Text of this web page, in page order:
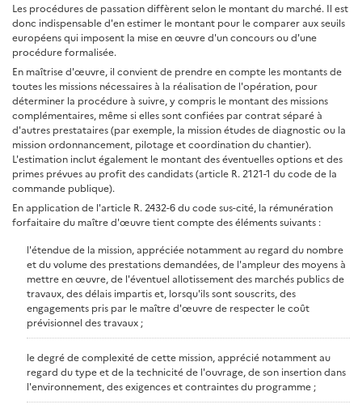
Les procédures de passation diffèrent selon le montant du marché. Il est
donc indispensable d'en estimer le montant pour le comparer aux seuils
européens qui imposent la mise en œuvre d'un concours ou d'une
procédure formalisée.
En maîtrise d'œuvre, il convient de prendre en compte les montants de
toutes les missions nécessaires à la réalisation de l'opération, pour
déterminer la procédure à suivre, y compris le montant des missions
complémentaires, même si elles sont confiées par contrat séparé à
d'autres prestataires (par exemple, la mission études de diagnostic ou la
mission ordonnancement, pilotage et coordination du chantier).
L'estimation inclut également le montant des éventuelles options et des
primes prévues au profit des candidats (article R. 2121-1 du code de la
commande publique).
En application de l'article R. 2432-6 du code sus-cité, la rémunération
forfaitaire du maître d'œuvre tient compte des éléments suivants :
l'étendue de la mission, appréciée notamment au regard du nombre
et du volume des prestations demandées, de l'ampleur des moyens à
mettre en œuvre, de l'éventuel allotissement des marchés publics de
travaux, des délais impartis et, lorsqu'ils sont souscrits, des
engagements pris par le maître d'œuvre de respecter le coût
prévisionnel des travaux ;
le degré de complexité de cette mission, apprécié notamment au
regard du type et de la technicité de l'ouvrage, de son insertion dans
l'environnement, des exigences et contraintes du programme ;